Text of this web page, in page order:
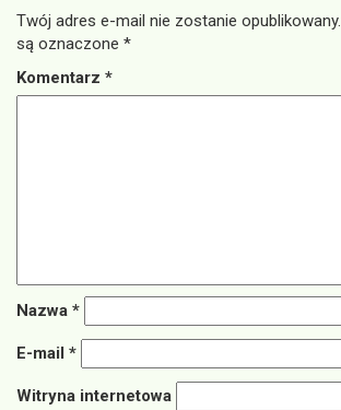
Twój adres e-mail nie zostanie opublikowany.
są oznaczone *
Komentarz *
Nazwa *
E-mail *
Witryna internetowa